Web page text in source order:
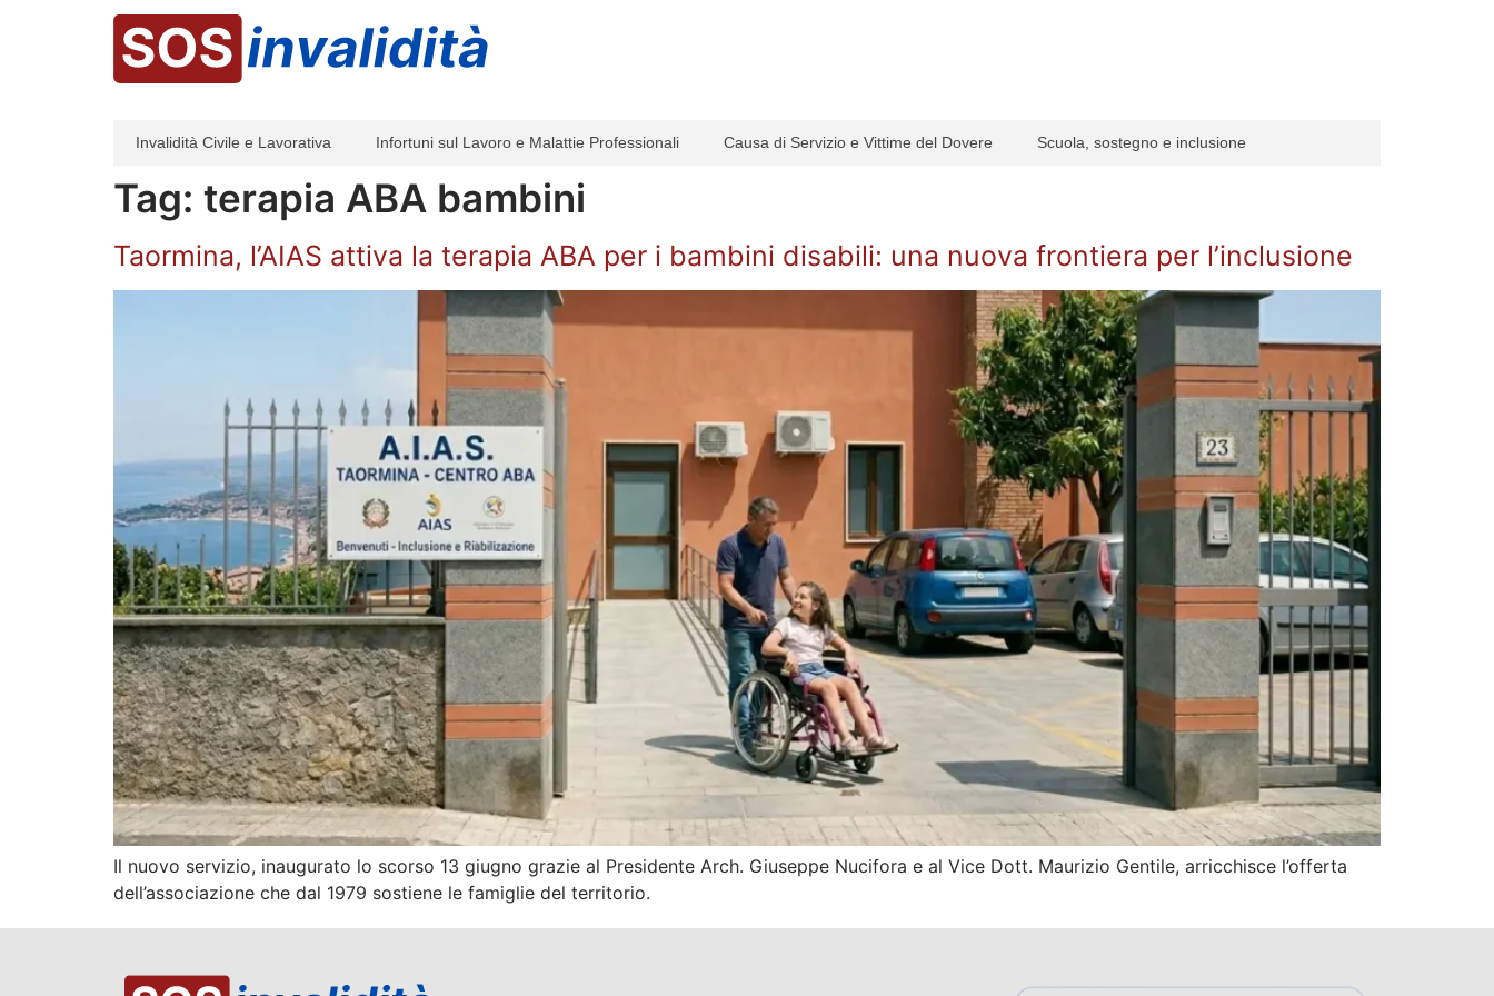
Invalidità Civile e Lavorativa Infortuni sul Lavoro e Malattie Professionali Causa di Servizio e Vittime del Dovere Scuola, sostegno e inclusione
Tag: terapia ABA bambini
Taormina, l’AIAS attiva la terapia ABA per i bambini disabili: una nuova frontiera per l’inclusione
Il nuovo servizio, inaugurato lo scorso 13 giugno grazie al Presidente Arch. Giuseppe Nucifora e al Vice Dott. Maurizio Gentile, arricchisce l’offerta
dell’associazione che dal 1979 sostiene le famiglie del territorio.